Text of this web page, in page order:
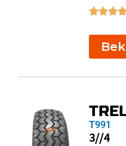
T991
3//4